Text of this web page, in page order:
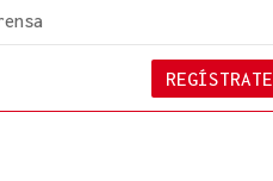
REGÍSTRATE